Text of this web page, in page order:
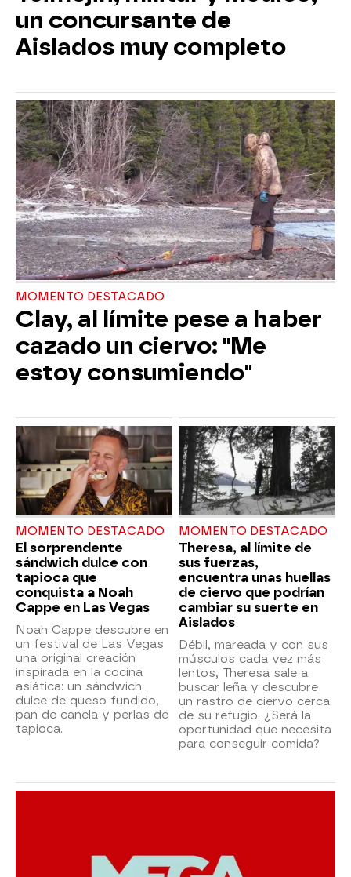
un concursante de
Aislados muy completo
MOMENTO DESTACADO
Clay, al límite pese a haber
cazado un ciervo: "Me
estoy consumiendo"
MOMENTO DESTACADO
El sorprendente
sándwich dulce con
tapioca que
conquista a Noah
Cappe en Las Vegas
Noah Cappe descubre en
un festival de Las Vegas
una original creación
inspirada en la cocina
asiática: un sándwich
dulce de queso fundido,
pan de canela y perlas de
tapioca.
MOMENTO DESTACADO
Theresa, al límite de
sus fuerzas,
encuentra unas huellas
de ciervo que podrían
cambiar su suerte en
Aislados
Débil, mareada y con sus
músculos cada vez más
lentos, Theresa sale a
buscar leña y descubre
un rastro de ciervo cerca
de su refugio. ¿Será la
oportunidad que necesita
para conseguir comida?